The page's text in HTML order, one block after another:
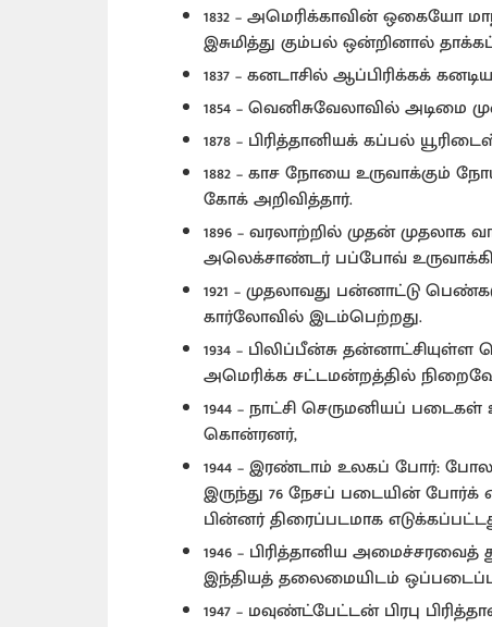
1832 – அமெரிக்காவின் ஒகையோ
இசுமித்து கும்பல் ஒன்றினால்
1837 – கனடாசில் ஆப்பிரிக்கக்
1854 – வெனிசுவேலாவில் அடிமை
1878 – பிரித்தானியக் கப்பல்
1882 – காச நோயை உருவாக்கும்
கோக் அறிவித்தார்.
1896 – வரலாற்றில் முதன்
அலெக்சாண்டர் பப்போவ்
1921 – முதலாவது பன்னாட்டு
கார்லோவில் இடம்பெற்றது.
1934 – பிலிப்பீன்சு
அமெரிக்க சட்டமன்றத்தில்
1944 – நாட்சி செருமனியப்
கொன்ரனர்,
1944 – இரண்டாம் உலகப் போர்:
இருந்து 76 நேசப் படையின்
பின்னர் திரைப்படமாக
1946 – பிரித்தானிய அமைச்சரவைத்
இந்தியத் தலைமையிடம்
1947 – மவுண்ட்பேட்டன் பிரபு